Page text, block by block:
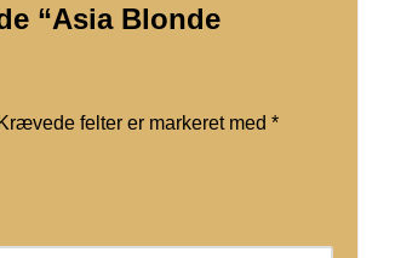
“Asia Blonde
Krævede felter er markeret med *